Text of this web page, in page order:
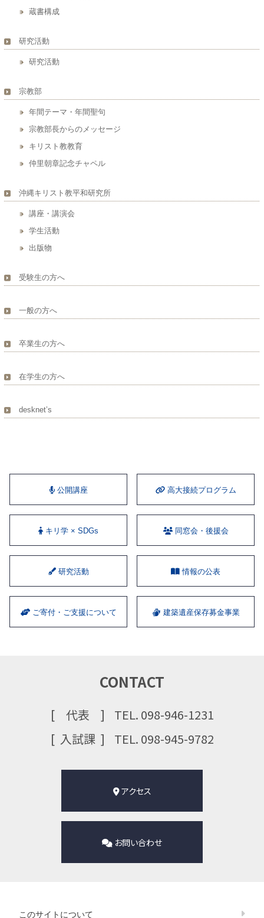
蔵書構成
研究活動
研究活動
宗教部
年間テーマ・年間聖句
宗教部長からのメッセージ
キリスト教教育
仲里朝章記念チャペル
沖縄キリスト教平和研究所
講座・講演会
学生活動
出版物
受験生の方へ
一般の方へ
卒業生の方へ
在学生の方へ
desknet’s
公開講座 ⾼⼤接続プログラム
キリ学 × SDGs 同窓会・後援会
研究活動 情報の公表
ご寄付・ご支援について 建築遺産保存募金事業
CONTACT
代表
TEL. 098-946-1231
⼊試課
TEL. 098-945-9782
アクセス
お問い合わせ
このサイトについて